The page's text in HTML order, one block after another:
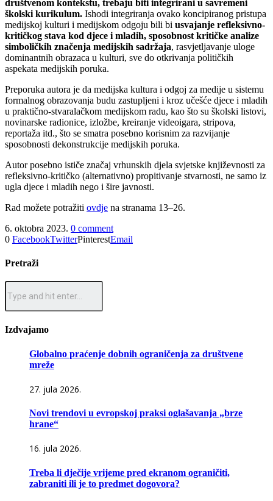
društvenom kontekstu, trebaju biti integrirani u savremeni
školski kurikulum. Ishodi integriranja ovako koncipiranog pristupa
medijskoj kulturi i medijskom odgoju bili bi usvajanje refleksivno-
kritičkog stava kod djece i mladih, sposobnost kritičke analize
simboličkih značenja medijskih sadržaja, rasvjetljavanje uloge
dominantnih obrazaca u kulturi, sve do otkrivanja političkih
aspekata medijskih poruka.
Preporuka autora je da medijska kultura i odgoj za medije u sistemu
formalnog obrazovanja budu zastupljeni i kroz učešće djece i mladih
u praktično-stvaralačkom medijskom radu, kao što su školski listovi,
novinarske radionice, izložbe, kreiranje videoigara, stripova,
reportaža itd., što se smatra posebno korisnim za razvijanje
sposobnosti dekonstrukcije medijskih poruka.
Autor posebno ističe značaj vrhunskih djela svjetske književnosti za
refleksivno-kritičko (alternativno) propitivanje stvarnosti, ne samo iz
ugla djece i mladih nego i šire javnosti.
Rad možete potražiti ovdje na stranama 13‒26.
6. oktobra 2023. 0 comment
0 FacebookTwitterPinterestEmail
Pretraži
Izdvajamo
Globalno praćenje dobnih ograničenja za društvene
mreže
27. jula 2026.
Novi trendovi u evropskoj praksi oglašavanja „brze
hrane“
16. jula 2026.
Treba li dječije vrijeme pred ekranom ograničiti,
zabraniti ili je to predmet dogovora?